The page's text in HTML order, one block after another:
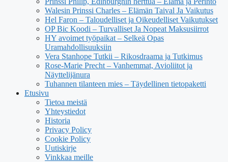
Walesin Prinssi Charles – Elämän Taival Ja Vaikutus
Hel Faron – Taloudelliset ja Oikeudelliset Vaikutukset
OP Bic Koodi – Turvalliset Ja Nopeat Maksusiirrot
HY avoimet työpaikat – Selkeä Opas
Uramahdollisuuksiin
Vera Stanhope Tutkii – Rikosdraama ja Tutkimus
Rose-Marie Precht – Vanhemmat, Avioliitot ja
Näyttelijänura
Tuhannen tilanteen mies – Täydellinen tietopaketti
Etusivu
Tietoa meistä
Yhteystiedot
Historia
Privacy Policy
Cookie Policy
Uutiskirje
Vinkkaa meille